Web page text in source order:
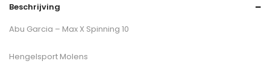
Beschrijving
Abu Garcia – Max X Spinning 10
Hengelsport Molens